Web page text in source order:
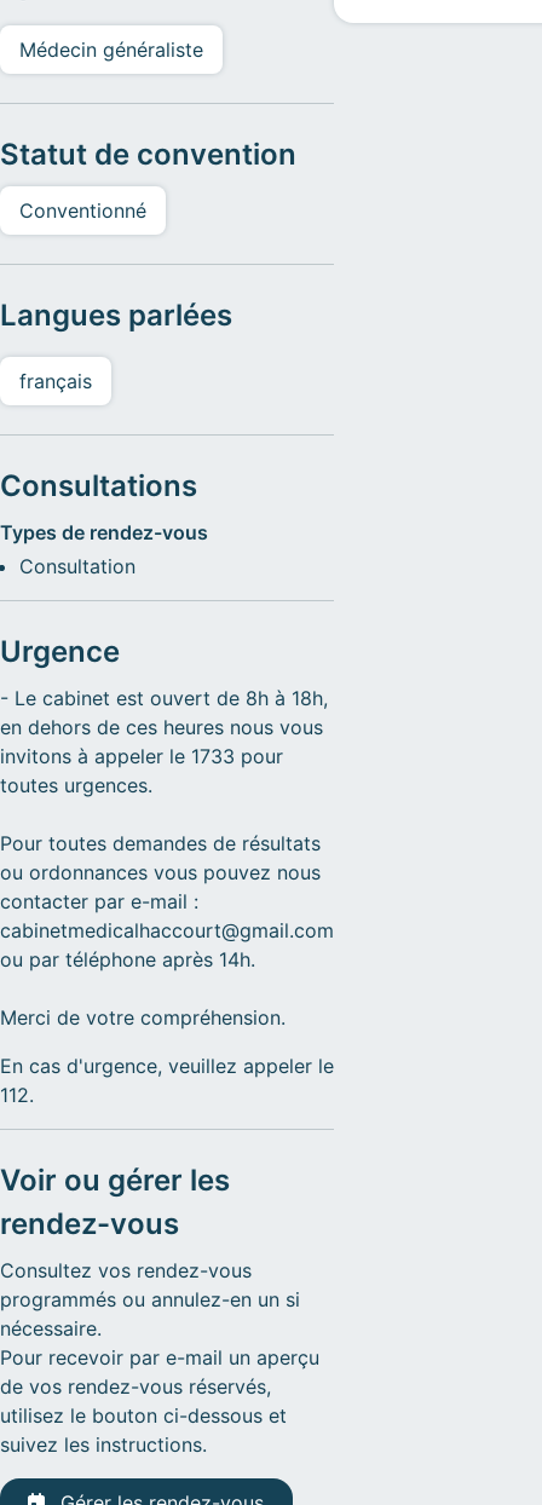
Médecin généraliste
Statut de convention
Conventionné
Langues parlées
français
Consultations
Types de rendez-vous
Consultation
Urgence
- Le cabinet est ouvert de 8h à 18h,
en dehors de ces heures nous vous
invitons à appeler le 1733 pour
toutes urgences.
Pour toutes demandes de résultats
ou ordonnances vous pouvez nous
contacter par e-mail :
cabinetmedicalhaccourt@gmail.com
ou par téléphone après 14h.
Merci de votre compréhension.
En cas d'urgence, veuillez appeler le
112.
Voir ou gérer les
rendez-vous
Consultez vos rendez-vous
programmés ou annulez-en un si
nécessaire.
Pour recevoir par e-mail un aperçu
de vos rendez-vous réservés,
utilisez le bouton ci-dessous et
suivez les instructions.